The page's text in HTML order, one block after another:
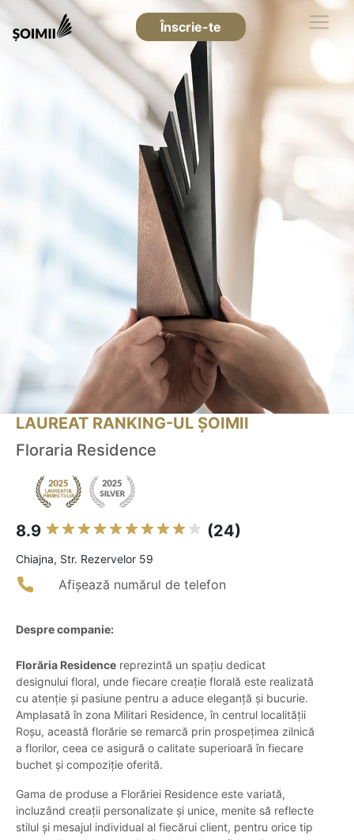
Înscrie-te
LAUREAT RANKING-UL ȘOIMII
Floraria Residence
8.9 (24)
Chiajna, Str. Rezervelor 59
Afișează numărul de telefon
Despre companie:
Florăria Residence reprezintă un spațiu dedicat
designului floral, unde fiecare creație florală este realizată
cu atenție și pasiune pentru a aduce eleganță și bucurie.
Amplasată în zona Militari Residence, în centrul localității
Roșu, această florărie se remarcă prin prospețimea zilnică
a florilor, ceea ce asigură o calitate superioară în fiecare
buchet și compoziție oferită.
Gama de produse a Florăriei Residence este variată,
incluzând creații personalizate și unice, menite să reflecte
stilul și mesajul individual al fiecărui client, pentru orice tip